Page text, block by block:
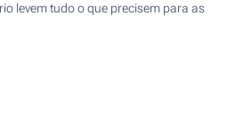
levem tudo o que precisem para as